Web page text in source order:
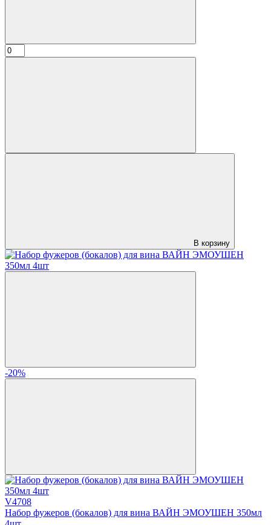
В корзину
-20%
V4708
Набор фужеров (бокалов) для вина ВАЙН ЭМОУШЕН 350мл